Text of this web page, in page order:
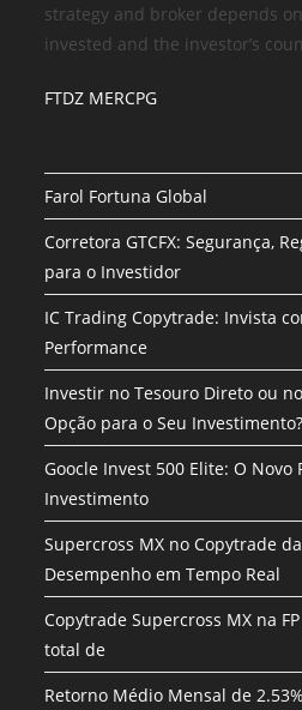
strategy and broker depends
invested and the investor’s
FTDZ MERCPG
Farol Fortuna Global
Corretora GTCFX: Segurança,
para o Investidor
IC Trading Copytrade: Invista
Performance
Investir no Tesouro Direto ou
Opção para o Seu Investimento?
Goocle Invest 500 Elite: O Novo
Investimento
Supercross MX no Copytrade
Desempenho em Tempo Real
Copytrade Supercross MX na
total de
Retorno Médio Mensal de